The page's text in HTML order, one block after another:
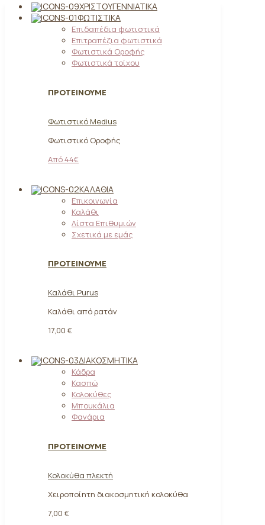
ΧΡΙΣΤΟΥΓΕΝΝΙΆΤΙΚΑ
ΦΩΤΙΣΤΙΚΆ
Επιδαπέδια φωτιστικά
Επιτραπέζια φωτιστικά
Φωτιστικά Οροφής
Φωτιστικά τοίχου
ΠΡΟΤΕΙΝΟΥΜΕ
Φωτιστικό Medius
Φωτιστικό Οροφής
Από 44€
ΚΑΛΆΘΙΑ
Επικοινωνία
Καλάθι
Λίστα Επιθυμιών
Σχετικά με εμάς
ΠΡΟΤΕΙΝΟΥΜΕ
Καλάθι Purus
Καλάθι από ρατάν
17,00 €
ΔΙΑΚΟΣΜΗΤΙΚΆ
Κάδρα
Κασπώ
Κολοκύθες
Μπουκάλια
Φανάρια
ΠΡΟΤΕΙΝΟΥΜΕ
Κολοκύθα πλεκτή
Χειροποίητη διακοσμητική κολοκύθα
7,00 €